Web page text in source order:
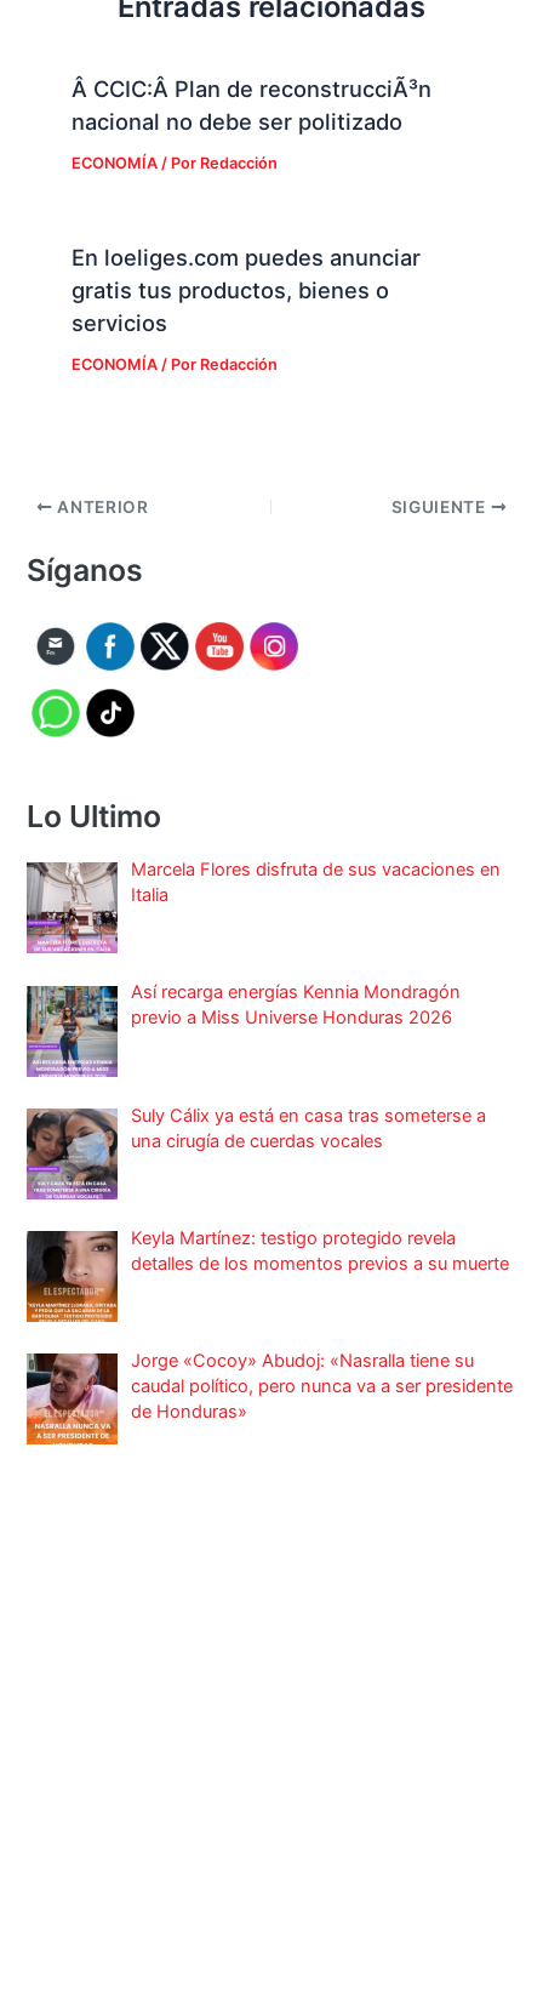
Â CCIC:Â Plan de reconstrucciÃ³n
nacional no debe ser politizado
ECONOMÍA/ Por Redacción
En loeliges.com puedes anunciar
gratis tus productos, bienes o
servicios
ECONOMÍA/ Por Redacción
ANTERIOR SIGUIENTE
Síganos
Lo Ultimo
Marcela Flores disfruta de sus vacaciones en
Italia
Así recarga energías Kennia Mondragón
previo a Miss Universe Honduras 2026
Suly Cálix ya está en casa tras someterse a
una cirugía de cuerdas vocales
Keyla Martínez: testigo protegido revela
detalles de los momentos previos a su muerte
Jorge «Cocoy» Abudoj: «Nasralla tiene su
caudal político, pero nunca va a ser presidente
de Honduras»